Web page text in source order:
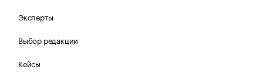
Эксперты
Выбор редакции
Кейсы